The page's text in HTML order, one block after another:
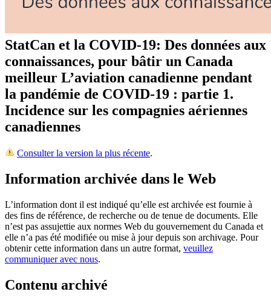
StatCan et la COVID-19: Des données aux
connaissances, pour bâtir un Canada
meilleur L’aviation canadienne pendant
la pandémie de COVID-19 : partie 1.
Incidence sur les compagnies aériennes
canadiennes
Consulter la version la plus récente.
Information archivée dans le Web
L’information dont il est indiqué qu’elle est archivée est fournie à
des fins de référence, de recherche ou de tenue de documents. Elle
n’est pas assujettie aux normes Web du gouvernement du Canada et
elle n’a pas été modifiée ou mise à jour depuis son archivage. Pour
obtenir cette information dans un autre format, veuillez
communiquer avec nous.
Contenu archivé